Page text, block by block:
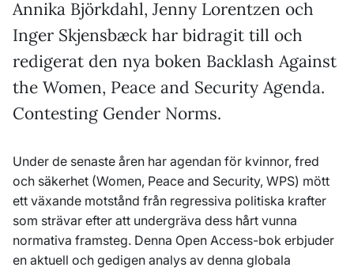
Annika Björkdahl, Jenny Lorentzen och
Inger Skjensbæck har bidragit till och
redigerat den nya boken Backlash Against
the Women, Peace and Security Agenda.
Contesting Gender Norms.
Under de senaste åren har agendan för kvinnor, fred
och säkerhet (Women, Peace and Security, WPS) mött
ett växande motstånd från regressiva politiska krafter
som strävar efter att undergräva dess hårt vunna
normativa framsteg. Denna Open Access-bok erbjuder
en aktuell och gedigen analys av denna globala